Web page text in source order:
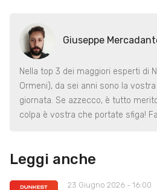
Giuseppe
Nella top 3 dei maggiori esperti di
Ormeni), da sei anni sono la
giornata. Se azzecco, è tutto
colpa è vostra che portate sfiga!
Leggi anche
23 Giugno 2026 - 16:00